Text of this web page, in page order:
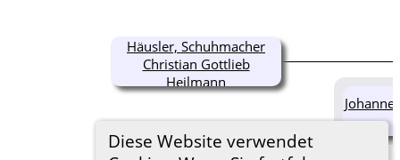
Diese Website verwendet
Häusler, Schuhmacher
Christian Gottlieb
Heilmann